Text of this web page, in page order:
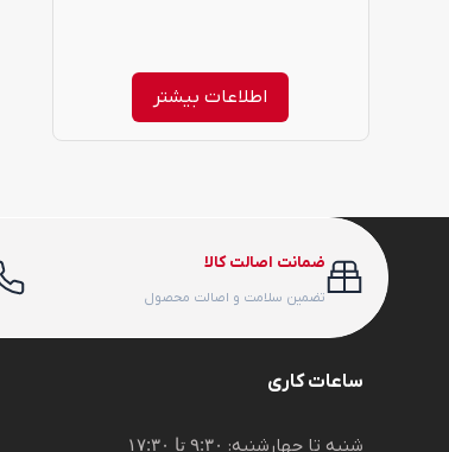
اطلاعات بیشتر
ضمانت اصالت کالا
تضمین سلامت و اصالت محصول
ساعات کاری
شنبه تا چهارشنبه: ۹:۳۰ تا ۱۷:۳۰